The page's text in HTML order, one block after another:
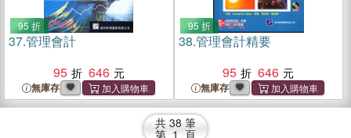
95 折
37.管理會計
95
646
無庫存
95 折
38.管理會計精要
95
646
無庫存
共 38 筆
第 1 頁